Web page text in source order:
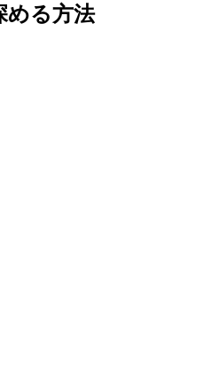
める方法